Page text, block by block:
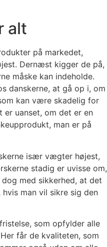
alt
på markedet,
Dernæst kigger de på,
måske kan indeholde.
danskerne, at gå op i, om
kan være skadelig for
er uanset, om det er en
man er på
især vægter højest,
stadig er uvisse om,
med sikkerhed, at det
man vil sikre sig den
som opfylder alle
får de kvaliteten, som